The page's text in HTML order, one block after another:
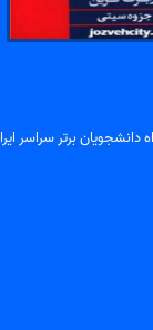
برتر سراسر